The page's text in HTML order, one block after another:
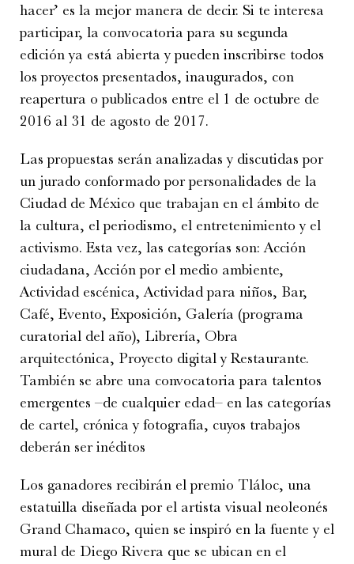
hacer’ es la mejor manera de decir. Si te interesa
participar, la convocatoria para su segunda
edición ya está abierta y pueden inscribirse todos
los proyectos presentados, inaugurados, con
reapertura o publicados entre el 1 de octubre de
2016 al 31 de agosto de 2017.
Las propuestas serán analizadas y discutidas por
un jurado conformado por personalidades de la
Ciudad de México que trabajan en el ámbito de
la cultura, el periodismo, el entretenimiento y el
activismo. Esta vez, las categorías son: Acción
ciudadana, Acción por el medio ambiente,
Actividad escénica, Actividad para niños, Bar,
Café, Evento, Exposición, Galería (programa
curatorial del año), Librería, Obra
arquitectónica, Proyecto digital y Restaurante.
También se abre una convocatoria para talentos
emergentes –de cualquier edad– en las categorías
de cartel, crónica y fotografía, cuyos trabajos
deberán ser inéditos
Los ganadores recibirán el premio Tláloc, una
estatuilla diseñada por el artista visual neoleonés
Grand Chamaco, quien se inspiró en la fuente y el
mural de Diego Rivera que se ubican en el